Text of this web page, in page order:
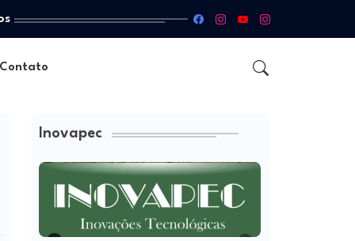
Inovapec